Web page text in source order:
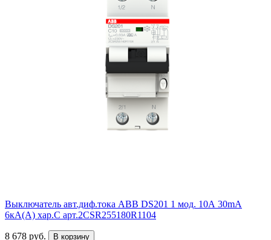
Выключатель авт.диф.тока ABB DS201 1 мод. 10А 30mA
6кА(А) хар.С арт.2CSR255180R1104
8 678 руб. В корзину